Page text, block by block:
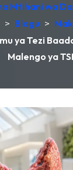
Mtihani wa
> Blogu >
ya Tezi
Malengo ya